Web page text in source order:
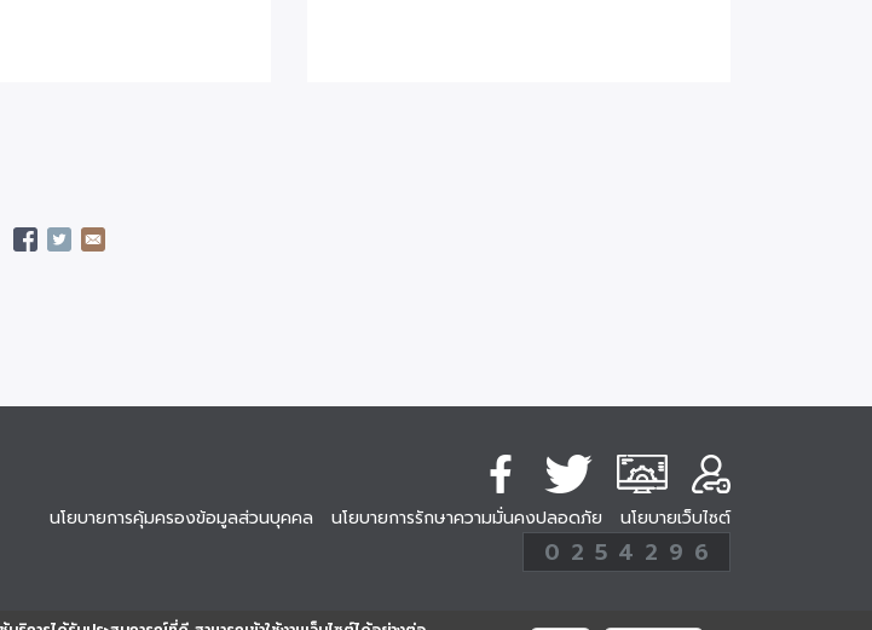
นโยบายการคุ้มครองข้อมูลส่วนบุคคล นโยบายการรักษาความมั่นคงปลอดภัย นโยบายเว็บไซต์
254296
ครั้ง
0 2 5 4 2 9 6